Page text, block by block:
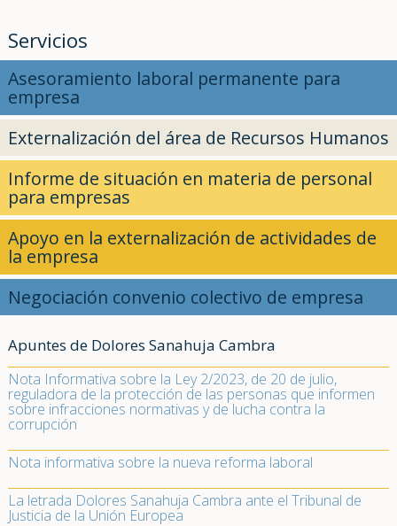
Servicios
Asesoramiento laboral permanente para
empresa
Externalización del área de Recursos Humanos
Informe de situación en materia de personal
para empresas
Apoyo en la externalización de actividades de
la empresa
Negociación convenio colectivo de empresa
Apuntes de Dolores Sanahuja Cambra
Nota Informativa sobre la Ley 2/2023, de 20 de julio,
reguladora de la protección de las personas que informen
sobre infracciones normativas y de lucha contra la
corrupción
Nota informativa sobre la nueva reforma laboral
La letrada Dolores Sanahuja Cambra ante el Tribunal de
Justicia de la Unión Europea